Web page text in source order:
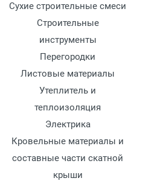
Сухие строительные смеси
Строительные
инструменты
Перегородки
Листовые материалы
Утеплитель и
теплоизоляция
Электрика
Кровельные материалы и
составные части скатной
крыши